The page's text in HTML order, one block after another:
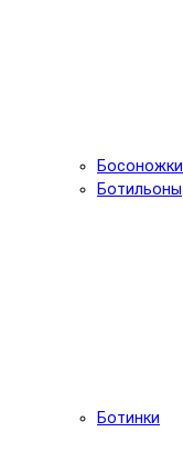
Босоножки
Ботильоны
Ботинки